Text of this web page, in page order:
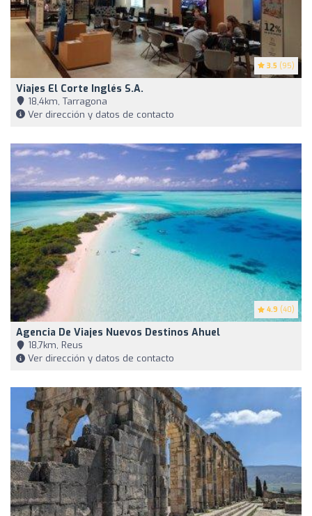
3.5 (95)
Viajes El Corte Inglés S.A.
18,4km, Tarragona
Ver dirección y datos de contacto
4.9 (40)
Agencia De Viajes Nuevos Destinos Ahuel
18,7km, Reus
Ver dirección y datos de contacto